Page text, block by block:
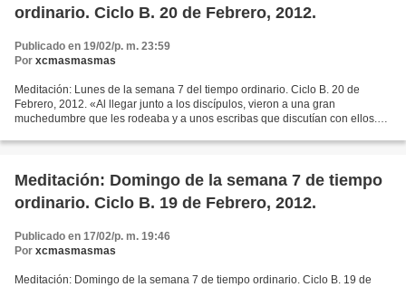
ordinario. Ciclo B. 20 de Febrero, 2012.
Publicado en 19/02/p. m. 23:59
Por xcmasmasmas
Meditación: Lunes de la semana 7 del tiempo ordinario. Ciclo B. 20 de
Febrero, 2012. «Al llegar junto a los discípulos, vieron a una gran
muchedumbre que les rodeaba y a unos escribas que discutían con ellos.
Meditación: Domingo de la semana 7 de tiempo
ordinario. Ciclo B. 19 de Febrero, 2012.
Publicado en 17/02/p. m. 19:46
Por xcmasmasmas
Meditación: Domingo de la semana 7 de tiempo ordinario. Ciclo B. 19 de